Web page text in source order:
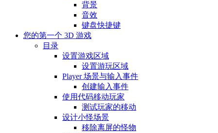
背景
音效
键盘快捷键
您的第一个 3D 游戏
目录
设置游戏区域
设置游玩区域
Player 场景与输入事件
创建输入事件
使用代码移动玩家
测试玩家的移动
设计小怪场景
移除离屏的怪物